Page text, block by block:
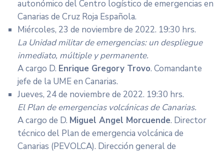
autonómico del Centro logístico de emergencias en
Canarias de Cruz Roja Española.
Miércoles, 23 de noviembre de 2022. 19:30 hrs.
La Unidad militar de emergencias: un despliegue
inmediato, múltiple y permanente.
A cargo D. Enrique Gregory Trovo. Comandante
jefe de la UME en Canarias.
Jueves, 24 de noviembre de 2022. 19:30 hrs.
El Plan de emergencias volcánicas de Canarias.
A cargo de D. Miguel Angel Morcuende. Director
técnico del Plan de emergencia volcánica de
Canarias (PEVOLCA). Dirección general de